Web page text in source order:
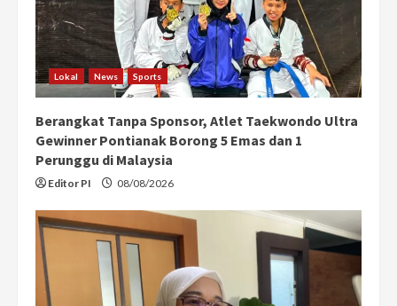
Lokal News Sports
Berangkat Tanpa Sponsor, Atlet Taekwondo Ultra
Gewinner Pontianak Borong 5 Emas dan 1
Perunggu di Malaysia
Editor PI 08/08/2026